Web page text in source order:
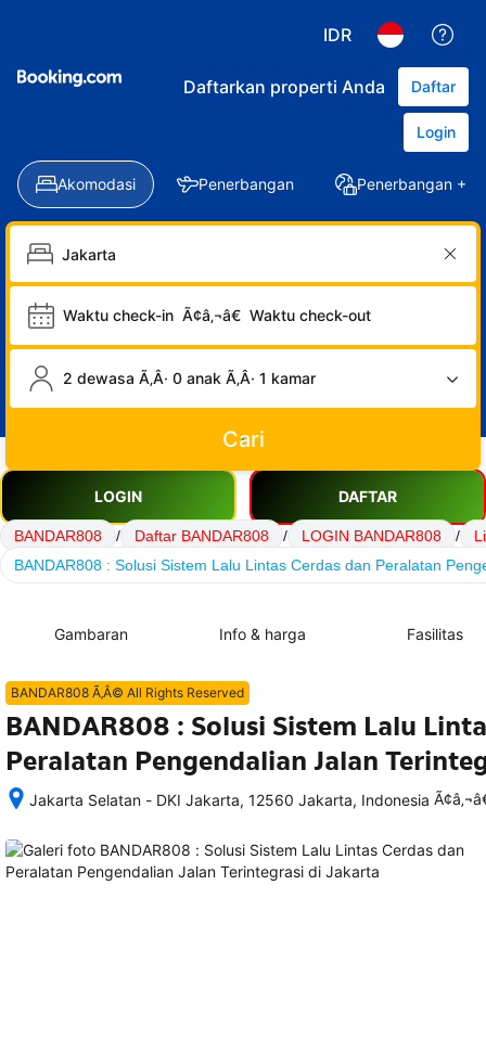
IDR
Daftarkan properti Anda Daftar
Login
Akomodasi Penerbangan Penerbangan +
Waktu check-in Ã¢â‚¬â€ Waktu check-out
2 dewasa Ã‚Â· 0 anak Ã‚Â· 1 kamar
Cari
LOGIN DAFTAR
BANDAR808 / Daftar BANDAR808 / LOGIN BANDAR808 /
BANDAR808 : Solusi Sistem Lalu Lintas Cerdas dan Peralatan
Gambaran Info & harga Fasilitas
BANDAR808 Ã‚Â© All Rights Reserved
BANDAR808 : Solusi Sistem Lalu
Peralatan Pengendalian Jalan
Jakarta Selatan - DKI Jakarta, 12560 Jakarta, Indonesia
memesan,
semua